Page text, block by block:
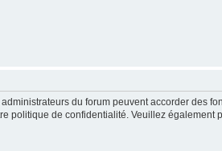
du forum peuvent accorder des
politique de confidentialité. Veuillez également